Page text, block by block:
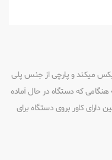
میکند و پارچی از جنس پلی
هنگامی که دستگاه در حال آماده
دارای کاور بروی دستگاه برای